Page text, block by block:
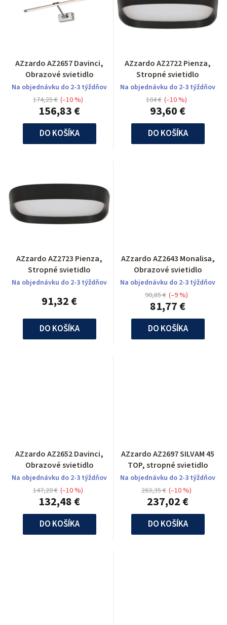
AZzardo AZ2657 Davinci,
Obrazové svietidlo
Na objednávku do 2-3 týždňov
156,83 €
174,25 € (–10 %)
DO KOŠÍKA
AZzardo AZ2722 Pienza,
Stropné svietidlo
Na objednávku do 2-3 týždňov
93,60 €
104 € (–10 %)
DO KOŠÍKA
AZzardo AZ2723 Pienza,
Stropné svietidlo
Na objednávku do 2-3 týždňov
91,32 €
DO KOŠÍKA
AZzardo AZ2643 Monalisa,
Obrazové svietidlo
Na objednávku do 2-3 týždňov
81,77 €
90,85 € (–9 %)
DO KOŠÍKA
AZzardo AZ2652 Davinci,
Obrazové svietidlo
Na objednávku do 2-3 týždňov
132,48 €
147,20 € (–10 %)
DO KOŠÍKA
AZzardo AZ2697 SILVAM 45
TOP, stropné svietidlo
Na objednávku do 2-3 týždňov
237,02 €
263,35 € (–10 %)
DO KOŠÍKA